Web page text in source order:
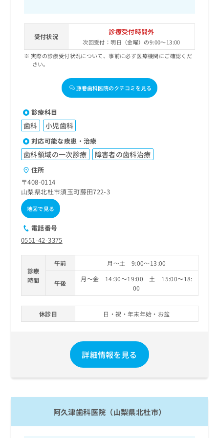
受付状況
診療受付時間外
次回受付：明日（金曜）の9:00～13:00
実際の診療受付状況について、事前に必ず医療機関にご確認くだ
さい。
藤巻歯科医院のクチコミを見る
診療科目
歯科 小児歯科
対応可能な疾患・治療
歯科領域の一次診療 障害者の歯科治療
住所
〒408-0114
山梨県北杜市須玉町藤田722-3
地図で見る
電話番号
0551-42-3375
診療
時間
午前 月～土 9:00～13:00
午後
月～金 14:30～19:00 土 15:00～18:
00
休診日 日・祝・年末年始・お盆
詳細情報を見る
阿久津歯科医院（山梨県北杜市）